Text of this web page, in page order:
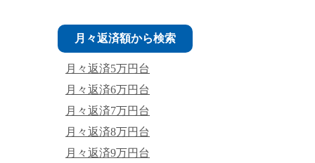
月々返済額から検索
月々返済5万円台
月々返済6万円台
月々返済7万円台
月々返済8万円台
月々返済9万円台